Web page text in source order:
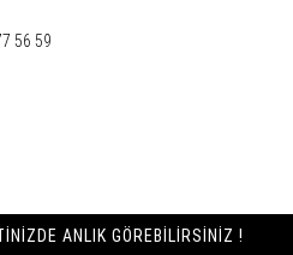
56 59
ANLIK GÖREBILIRSINIZ !